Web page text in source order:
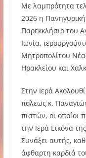
Με λαμπρότητα
2026 η Πανηγυρική
Παρεκκλήσιο του
Ιωνία,
Μητροπολίτου
Ηρακλείου και
Στην Ιερά
πόλεως κ.
πιστών, οι οποίοι
την Ιερά Εικόνα
Συνάξει αυτής,
άφθαρτη καρδιά